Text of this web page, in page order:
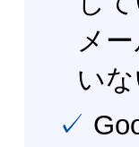
メ
い
✓ Google Workspace（旧G Suite） を活用し、業